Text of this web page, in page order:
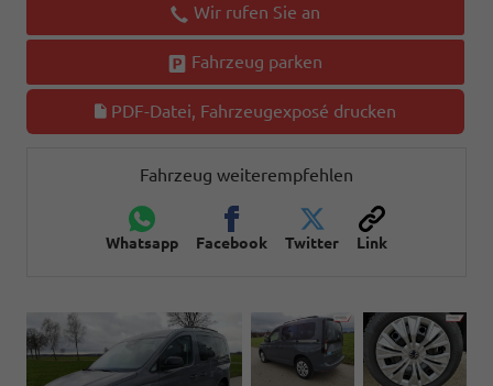
Wir rufen Sie an
Fahrzeug parken
PDF-Datei, Fahrzeugexposé drucken
Fahrzeug weiterempfehlen
Whatsapp Facebook Twitter Link